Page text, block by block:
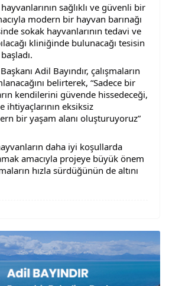
sağlıklı ve güvenli bir
modern bir hayvan barınağı
sokak hayvanlarının tedavi ve
kliniğinde bulunacağı tesisin
Adil Bayındır, çalışmaların
belirterek, “Sadece bir
kendilerini güvende hissedeceği,
ihtiyaçlarının eksiksiz
bir yaşam alanı oluşturuyoruz”
daha iyi koşullarda
amacıyla projeye büyük önem
hızla sürdüğünün de altını